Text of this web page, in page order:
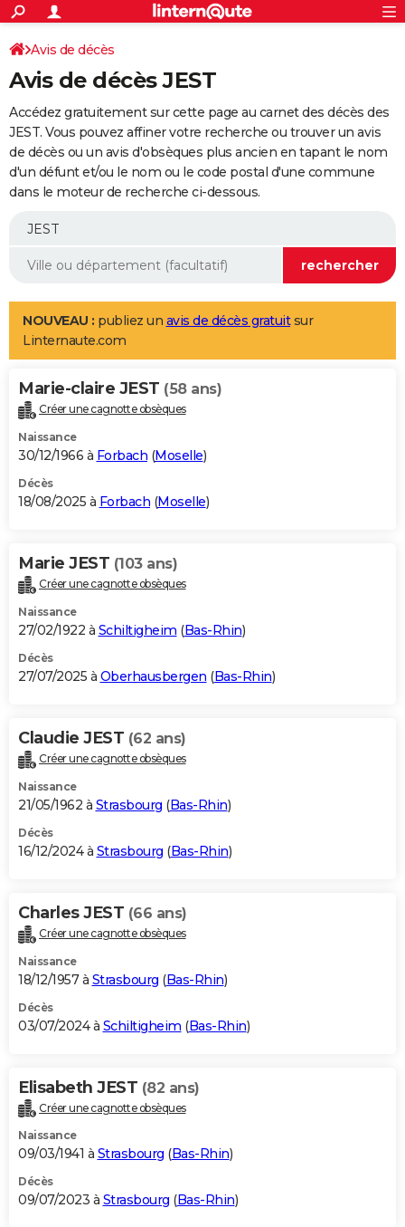
ACTUALITÉS
Politique
Société
Faits Divers
Education
Monde
Villes
+
SPORT
Coupe du monde 2026
Football
Tennis
Cyclisme
Rugby
Forum
Programme TV
TNT
Streaming
Cinéma
Sorties cinéma
Musique
+
FINANCE
Retraite
Impôts
Epargne
Immobilier
Risques naturels par ville
Banque
Assurance
Crédit
AUTO
Essais
Réserver un essai
Citadines
Berlines
SUV
Forum auto
+
Mobiles
Meilleur smartphone
Internet
Ordinateurs
Jeux vidéo
Guide high-tech
Aménagement intérieur
LIFESTYLE
Art de vivre
Bien-être
Loisirs
Mode
Modes de vie
Alimentation
Guide de la santé
Maladies
Médicaments
Sommeil
VOYAGE
Destinations
City break
Voyage nature
Voyage de noces
Forum
Climat
+PHOTO
GUIDES D'ACHAT
BONS PLANS
Carte de Noël
Carte Bonne année
Carte Saint-Valentin
Carte Pâques
Carte d'anniversaire
DICTIONNAIRE
Dictionnaire
Biographies
Citations
Expressions
Proverbes
PROGRAMME TV
S'inscrire
Se connecter
Lycées
Collèges
Primaires
Universités
Entreprises
Service militaire
Avis de recherche
AVIS DE DÉCÈS
Bricolage
Lifestyle
Culture
Sport
Auto
Television
Voyage
Cinema
Avis de décès
Avis de décès JEST
Accédez gratuitement sur cette page au carnet des décès des
JEST. Vous pouvez affiner votre recherche ou trouver un avis
de décès ou un avis d'obsèques plus ancien en tapant le nom
d'un défunt et/ou le nom ou le code postal d'une commune
dans le moteur de recherche ci-dessous.
NOUVEAU : publiez un avis de décès gratuitsur
Linternaute.com
Marie-claire JEST (58 ans)
Créer une cagnotte obsèques
Naissance
30/12/1966 à Forbach (Moselle)
Décès
18/08/2025 à Forbach (Moselle)
Marie JEST (103 ans)
Créer une cagnotte obsèques
Naissance
27/02/1922 à Schiltigheim (Bas-Rhin)
Décès
27/07/2025 à Oberhausbergen (Bas-Rhin)
Claudie JEST (62 ans)
Créer une cagnotte obsèques
Naissance
21/05/1962 à Strasbourg (Bas-Rhin)
Décès
16/12/2024 à Strasbourg (Bas-Rhin)
Charles JEST (66 ans)
Créer une cagnotte obsèques
Naissance
18/12/1957 à Strasbourg (Bas-Rhin)
Décès
03/07/2024 à Schiltigheim (Bas-Rhin)
Elisabeth JEST (82 ans)
Créer une cagnotte obsèques
Naissance
09/03/1941 à Strasbourg (Bas-Rhin)
Décès
09/07/2023 à Strasbourg (Bas-Rhin)